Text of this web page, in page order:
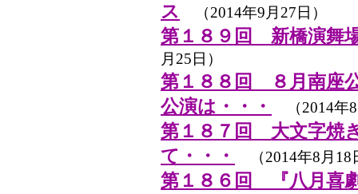
ス
（2014年9月27日）
第１８９回 新橋演舞
月25日）
第１８８回 ８月南座
公演は・・・
（2014年
第１８７回 大文字焼
て・・・
（2014年8月18
第１８６回 『八月喜